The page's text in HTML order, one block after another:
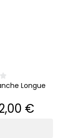
Longue
€